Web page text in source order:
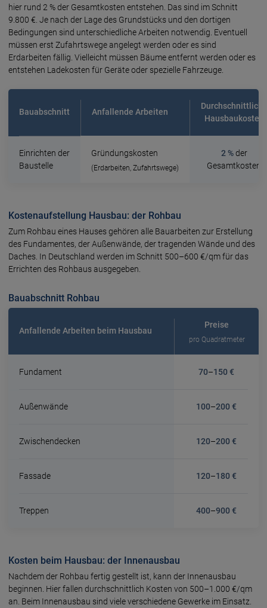
hier rund 2 % der Gesamtkosten entstehen. Das sind im Schnitt
9.800 €. Je nach der Lage des Grundstücks und den dortigen
Bedingungen sind unterschiedliche Arbeiten notwendig. Eventuell
müssen erst Zufahrtswege angelegt werden oder es sind
Erdarbeiten fällig. Vielleicht müssen Bäume entfernt werden oder es
entstehen Ladekosten für Geräte oder spezielle Fahrzeuge.
Bauabschnitt Anfallende Arbeiten
Durchschnittliche
Hausbaukosten
Einrichten der
Baustelle
Gründungskosten
(Erdarbeiten, Zufahrtswege)
2 %der
Gesamtkosten
Kostenaufstellung Hausbau: der Rohbau
Zum Rohbau eines Hauses gehören alle Bauarbeiten zur Erstellung
des Fundamentes, der Außenwände, der tragenden Wände und des
Daches. In Deutschland werden im Schnitt 500–600 €/qm für das
Errichten des Rohbaus ausgegeben.
Bauabschnitt Rohbau
Anfallende Arbeiten beim Hausbau
Preise
pro Quadratmeter
Fundament 70–150 €
Außenwände 100–200 €
Zwischendecken 120–200 €
Fassade 120–180 €
Treppen 400–900 €
Kosten beim Hausbau: der Innenausbau
Nachdem der Rohbau fertig gestellt ist, kann der Innenausbau
beginnen. Hier fallen durchschnittlich Kosten von 500–1.000 €/qm
an. Beim Innenausbau sind viele verschiedene Gewerke im Einsatz.